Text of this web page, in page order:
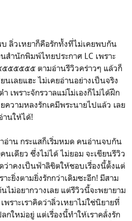
วเหยาก็คือรักทั้งที่ไม่เคยพบกัน
สำนักพิมพ์ไทยประกาศ LC เพราะ
๕๕๕๕๕ ตามอ่านรีวิวคร่าวๆ แล้วก็
เลยแฮะ ไม่เคยอ่านอย่างเป็นจริง
เพราะจักรวาลแม่โม่เองก็ไม่ได้ฝึก
วามหลงรักเคมีพระนายไปแล้ว เลย
านให้ได้!
น กระแสก็เริ่มหมด คนอ่านจบกัน
เดียว ซึ่งไม่ได้ ไม่ยอม จะเขียนรีวิว
ว่าคงเป็นฟ้าลิขิตให้ชอบเรื่องนี้ตั้งแต่
ะยิ่งตามยิ่งรักกว่าเดิมซะอีก! มีสาม
ไม่อยากวางเลย แต่รีวิวนี้จะพยายาม
ราะเราคิดว่าลิ่วเหยาไม่ใช่นิยายที่
ใหม่อยู่ แต่เรื่องนี้ทำให้เราคลั่งรัก